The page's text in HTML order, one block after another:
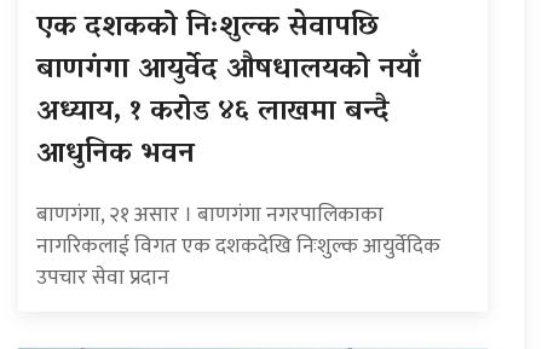
एक दशकको निःशुल्क सेवापछि
बाणगंगा आयुर्वेद औषधालयको नयाँ
अध्याय, १ करोड ४६ लाखमा बन्दै
आधुनिक भवन
बाणगंगा, २१ असार । बाणगंगा नगरपालिकाका
नागरिकलाई विगत एक दशकदेखि निःशुल्क आयुर्वेदिक
उपचार सेवा प्रदान